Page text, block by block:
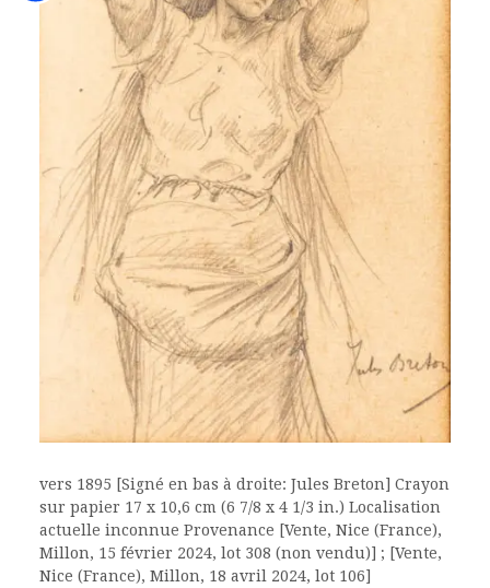
vers 1895 [Signé en bas à droite: Jules Breton] Crayon
sur papier 17 x 10,6 cm (6 7/8 x 4 1/3 in.) Localisation
actuelle inconnue Provenance [Vente, Nice (France),
Millon, 15 février 2024, lot 308 (non vendu)] ; [Vente,
Nice (France), Millon, 18 avril 2024, lot 106]